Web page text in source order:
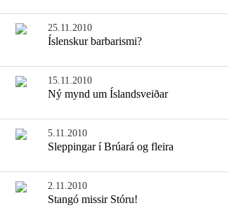
25.11.2010
Íslenskur barbarismi?
15.11.2010
Ný mynd um Íslandsveiðar
5.11.2010
Sleppingar í Brúará og fleira
2.11.2010
Stangó missir Stóru!